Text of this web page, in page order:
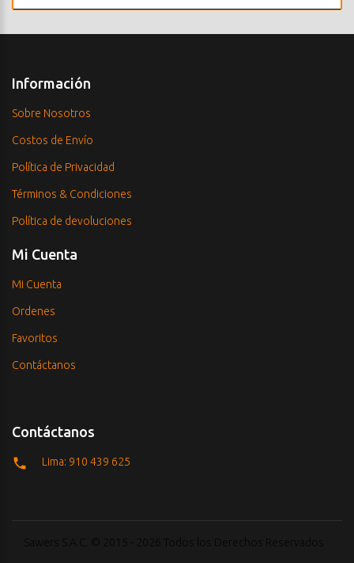
Información
Sobre Nosotros
Costos de Envío
Política de Privacidad
Términos & Condiciones
Política de devoluciones
Mi Cuenta
Mi Cuenta
Ordenes
Favoritos
Contáctanos
Contáctanos
Lima: 910 439 625